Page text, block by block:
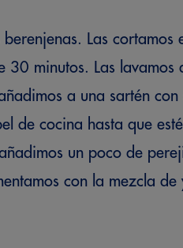
Las
30 minutos. Las lavamos
a una sartén
de cocina hasta que
un poco de
con la mezcla